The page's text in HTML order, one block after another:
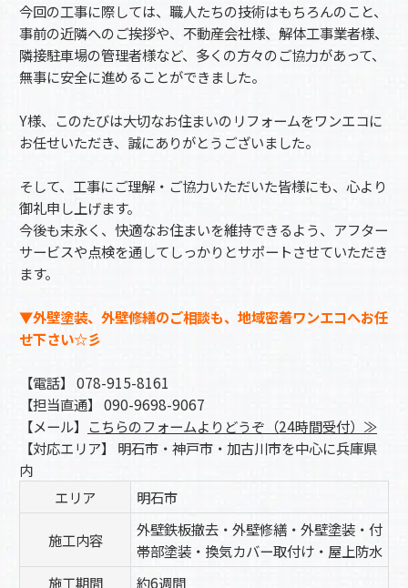
今回の工事に際しては、職人たちの技術はもちろんのこと、
事前の近隣へのご挨拶や、不動産会社様、解体工事業者様、
隣接駐車場の管理者様など、多くの方々のご協力があって、
無事に安全に進めることができました。
Y様、このたびは大切なお住まいのリフォームをワンエコに
お任せいただき、誠にありがとうございました。
そして、工事にご理解・ご協力いただいた皆様にも、心より
御礼申し上げます。
今後も末永く、快適なお住まいを維持できるよう、アフター
サービスや点検を通してしっかりとサポートさせていただき
ます。
▼外壁塗装、外壁修繕のご相談も、地域密着ワンエコへお任
せ下さい☆彡
【電話】 078-915-8161
【担当直通】 090-9698-9067
【メール】 こちらのフォームよりどうぞ（24時間受付）≫
【対応エリア】 明石市・神戸市・加古川市を中心に兵庫県
内
エリア
明石市
施工内容
外壁鉄板撤去・外壁修繕・外壁塗装・付
帯部塗装・換気カバー取付け・屋上防水
施工期間
約6週間